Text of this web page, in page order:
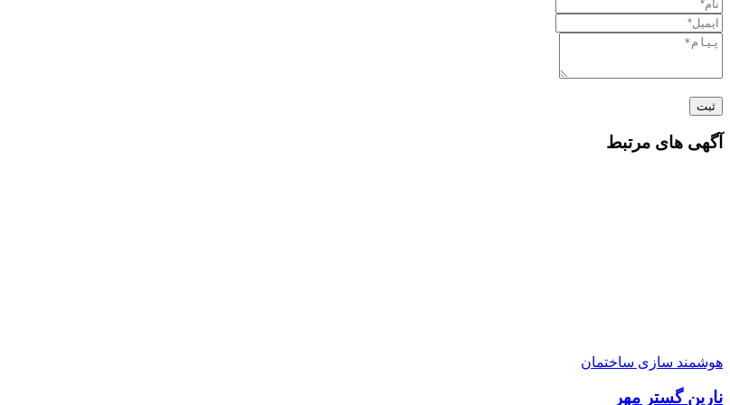
ثبت
آگهی های مرتبط
هوشمند سازی ساختمان
نارین گستر مهر